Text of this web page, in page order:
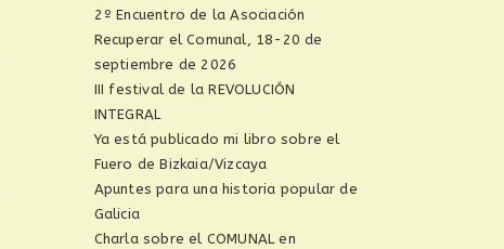
2º Encuentro de la Asociación
Recuperar el Comunal, 18-20 de
septiembre de 2026
III festival de la REVOLUCIÓN
INTEGRAL
Ya está publicado mi libro sobre el
Fuero de Bizkaia/Vizcaya
Apuntes para una historia popular de
Galicia
Charla sobre el COMUNAL en